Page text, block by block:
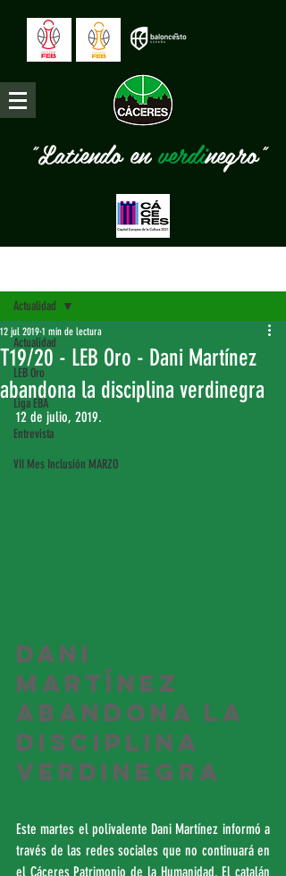
"Latiendo enverdinegro"
Actualidad
LEB Oro
Liga EBA
Entrevista
VII Mes Inclusión MARZO
Actualidad
T19/20 - LEB Oro - Dani Martínez
abandona la disciplina verdinegra
12 jul 2019 1 min de lectura
12 de julio, 2019.
Dani
Martínez
abandona la
disciplina
verdinegra
Este martes el polivalente Dani Martínez informó a
través de las redes sociales que no continuará en
el Cáceres Patrimonio de la Humanidad. El catalán